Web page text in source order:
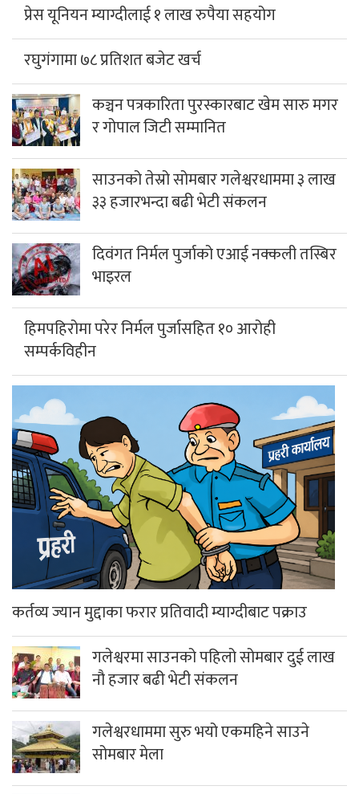
प्रेस यूनियन म्याग्दीलाई १ लाख रुपैया सहयोग
रघुगंगामा ७८ प्रतिशत बजेट खर्च
कञ्चन पत्रकारिता पुरस्कारबाट खेम सारु मगर
र गोपाल जिटी सम्मानित
साउनको तेस्रो सोमबार गलेश्वरधाममा ३ लाख
३३ हजारभन्दा बढी भेटी संकलन
दिवंगत निर्मल पुर्जाको एआई नक्कली तस्बिर
भाइरल
हिमपहिरोमा परेर निर्मल पुर्जासहित १० आरोही
सम्पर्कविहीन
कर्तव्य ज्यान मुद्दाका फरार प्रतिवादी म्याग्दीबाट पक्राउ
गलेश्वरमा साउनको पहिलो सोमबार दुई लाख
नौ हजार बढी भेटी संकलन
गलेश्वरधाममा सुरु भयो एकमहिने साउने
सोमबार मेला